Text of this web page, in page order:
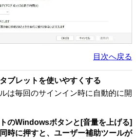
目次へ戻る
ブレットを使いやすくする
は毎回のサインイン時に自動的に開
のWindowsボタンと[音量を上げる]
時に押すと、ユーザー補助ツールが